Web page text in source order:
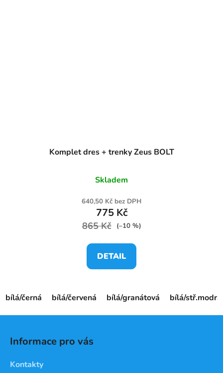
Komplet dres + trenky Zeus BOLT
Skladem
640,50 Kč bez DPH
775 Kč
865 Kč (–10 %)
DETAIL
bílá/černá bílá/červená bílá/granátová bílá/stř.modrá
Informace pro vás
Kontakty